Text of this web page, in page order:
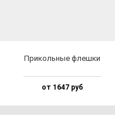
При­коль­ные флеш­ки
от 1647 руб